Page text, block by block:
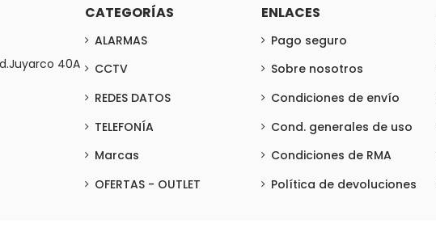
40A
CATEGORÍAS
ALARMAS
CCTV
REDES DATOS
TELEFONÍA
Marcas
OFERTAS - OUTLET
ENLACES
Pago seguro
Sobre nosotros
Condiciones de envío
Cond. generales de uso
Condiciones de RMA
Política de devoluciones